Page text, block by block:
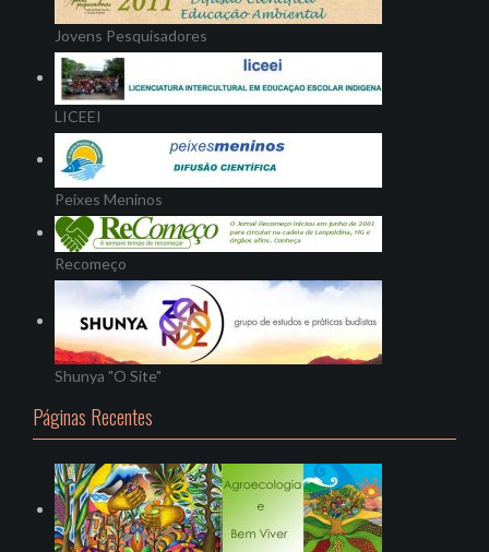
Jovens Pesquisadores
LICEEI
Peixes Meninos
Recomeço
Shunya "O Site"
Páginas Recentes